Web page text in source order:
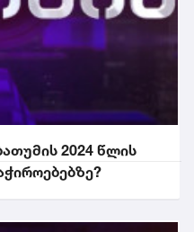
2024 წლის